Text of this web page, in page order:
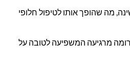
מה שהופך אותו לטיפול חלופי
מרגיעה המשפיעה לטובה על